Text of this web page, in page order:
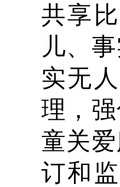
共享
儿、
实无
理，
童关
订和